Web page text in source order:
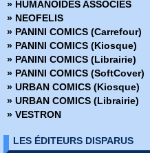
» Le monstre de Frankenstein
» Le Pouvoir de Warlock
» Le puissant Thor
» Le retour du Jedi
» Le tombeau de Dracula
» Les Mystérieux X-Men
» Les Nouveaux Jeunes Titans
» Les Sectaurs Guerriers de
» Les Transformers
Marvel Trois-dans-un - X-Men
» HUMANOIDES ASSOCIES
» NEOFELIS
» PANINI COMICS (Carrefour)
» PANINI COMICS (Kiosque)
» PANINI COMICS (Librairie)
» PANINI COMICS (SoftCover)
» URBAN COMICS (Kiosque)
» URBAN COMICS (Librairie)
» VESTRON
LES ÉDITEURS DISPARUS